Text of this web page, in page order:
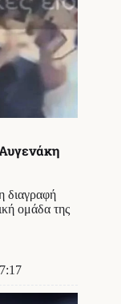
διαγραφή
ομάδα της